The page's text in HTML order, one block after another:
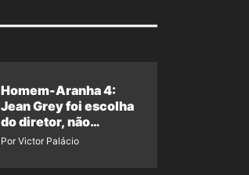
Homem-Aranha 4:
Jean Grey foi escolha
do diretor, não
imposição da Marvel
Por Victor Palácio